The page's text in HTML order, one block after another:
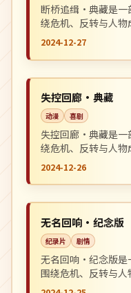
断桥追缉·典藏是一
绕危机、反转与人
推荐观看。
2024-12-27
中国
失控回廊·典藏
动漫 喜剧
失控回廊·典藏是一
绕危机、反转与人
推荐观看。
2024-12-26
中国
无名回响·纪念版
纪录片 剧情
无名回响·纪念版是
围绕危机、反转与
得推荐观看。